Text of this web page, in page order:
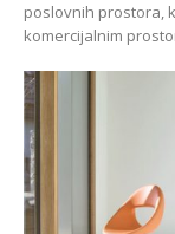
poslovnih prostora,
komercijalnim